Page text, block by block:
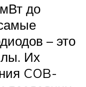
до
– это
Их
COB-